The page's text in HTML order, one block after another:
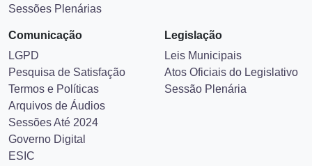
Sessões Plenárias
Comunicação
LGPD
Pesquisa de Satisfação
Termos e Políticas
Arquivos de Áudios
Sessões Até 2024
Governo Digital
ESIC
Legislação
Leis Municipais
Atos Oficiais do Legislativo
Sessão Plenária